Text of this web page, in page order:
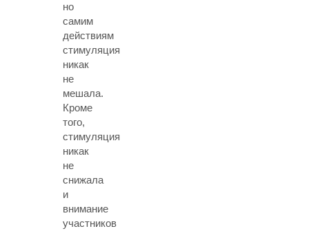
но
самим
действиям
стимуляция
никак
не
мешала.
Кроме
того,
стимуляция
никак
не
снижала
и
внимание
участников